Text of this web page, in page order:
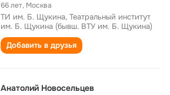
66 лет, Москва
ТИ им. Б. Щукина, Театральный институт
им. Б. Щукина (бывш. ВТУ им. Б. Щукина)
Добавить в друзья
Анатолий Новосельцев